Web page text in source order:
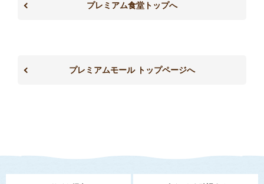
プレミアム食堂トップへ
プレミアムモール トップページへ